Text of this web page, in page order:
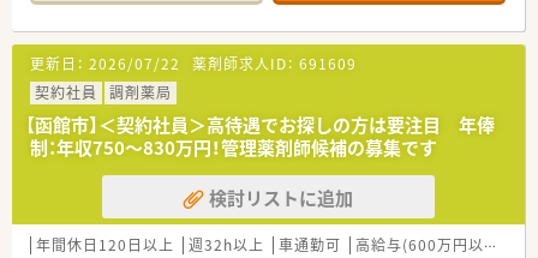
院ならではの迅速な対応が求められる職場です。
【こんな方が活躍中】
■大学で学んだ専門知識を活かし、地域住民の健康増進に貢献し
たいという強い意欲を持った若手薬剤師が活躍中です。
■育児休業の取得実績が豊富にあるため、仕事と家庭の両立を当
たり前のように実践している職員が多数在籍しています。
■病院理念に共感し、周囲のスタッフや患者様に対して思いやり
のあるコミュニケーションを取れる方が中心の組織です。
【やりがい/おすすめポイント】
■地域の健康を支える自治体中核病院のメンバーとして、社会貢
更新日： 2026/07/22 薬剤師求人ID： 691609
契約社員
調剤薬局
【函館市】＜契約社員＞高待遇でお探しの方は要注目 年俸
制：年収750～830万円！管理薬剤師候補の募集です
検討リストに追加
年間休日120日以上 週32h以上 車通勤可 高給与(600万円以上)